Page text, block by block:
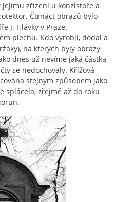
zřízení u konzistoře a
Čtrnáct obrazů bylo
J. Hlávky v Praze.
plechu. Kdo vyrobil, dodal a
na kterých byly obrazy
dnes už nevíme jaká částka
se nedochovaly. Křížová
stejným způsobem jako
splácela, zřejmě až do roku